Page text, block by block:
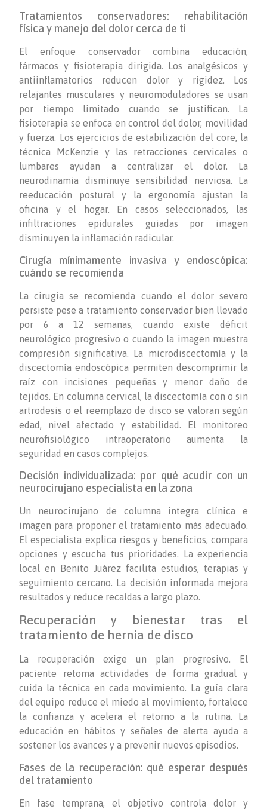
Tratamientos conservadores: rehabilitación
física y manejo del dolor cerca de ti
El enfoque conservador combina educación,
fármacos y fisioterapia dirigida. Los analgésicos y
antiinflamatorios reducen dolor y rigidez. Los
relajantes musculares y neuromoduladores se usan
por tiempo limitado cuando se justifican. La
fisioterapia se enfoca en control del dolor, movilidad
y fuerza. Los ejercicios de estabilización del core, la
técnica McKenzie y las retracciones cervicales o
lumbares ayudan a centralizar el dolor. La
neurodinamia disminuye sensibilidad nerviosa. La
reeducación postural y la ergonomía ajustan la
oficina y el hogar. En casos seleccionados, las
infiltraciones epidurales guiadas por imagen
disminuyen la inflamación radicular.
Cirugía mínimamente invasiva y endoscópica:
cuándo se recomienda
La cirugía se recomienda cuando el dolor severo
persiste pese a tratamiento conservador bien llevado
por 6 a 12 semanas, cuando existe déficit
neurológico progresivo o cuando la imagen muestra
compresión significativa. La microdiscectomía y la
discectomía endoscópica permiten descomprimir la
raíz con incisiones pequeñas y menor daño de
tejidos. En columna cervical, la discectomía con o sin
artrodesis o el reemplazo de disco se valoran según
edad, nivel afectado y estabilidad. El monitoreo
neurofisiológico intraoperatorio aumenta la
seguridad en casos complejos.
Decisión individualizada: por qué acudir con un
neurocirujano especialista en la zona
Un neurocirujano de columna integra clínica e
imagen para proponer el tratamiento más adecuado.
El especialista explica riesgos y beneficios, compara
opciones y escucha tus prioridades. La experiencia
local en Benito Juárez facilita estudios, terapias y
seguimiento cercano. La decisión informada mejora
resultados y reduce recaídas a largo plazo.
Recuperación y bienestar tras el
tratamiento de hernia de disco
La recuperación exige un plan progresivo. El
paciente retoma actividades de forma gradual y
cuida la técnica en cada movimiento. La guía clara
del equipo reduce el miedo al movimiento, fortalece
la confianza y acelera el retorno a la rutina. La
educación en hábitos y señales de alerta ayuda a
sostener los avances y a prevenir nuevos episodios.
Fases de la recuperación: qué esperar después
del tratamiento
En fase temprana, el objetivo controla dolor y